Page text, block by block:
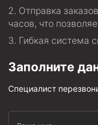
Отправка
часов, что
Гибкая система
Заполните
Специалист